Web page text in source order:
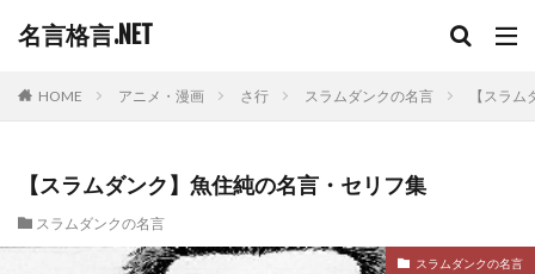
名言格言.NET
HOME アニメ・漫画 さ行 スラムダンクの名言 【スラ
【スラムダンク】魚住純の名言・セリフ集
スラムダンクの名言
スラムダンクの名言